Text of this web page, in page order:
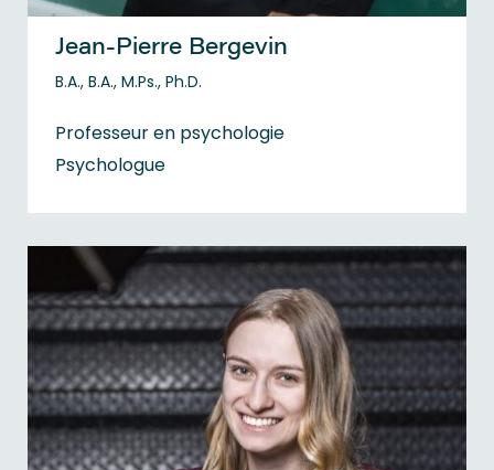
Jean-Pierre Bergevin
B.A., B.A., M.Ps., Ph.D.
Professeur en psychologie
Psychologue